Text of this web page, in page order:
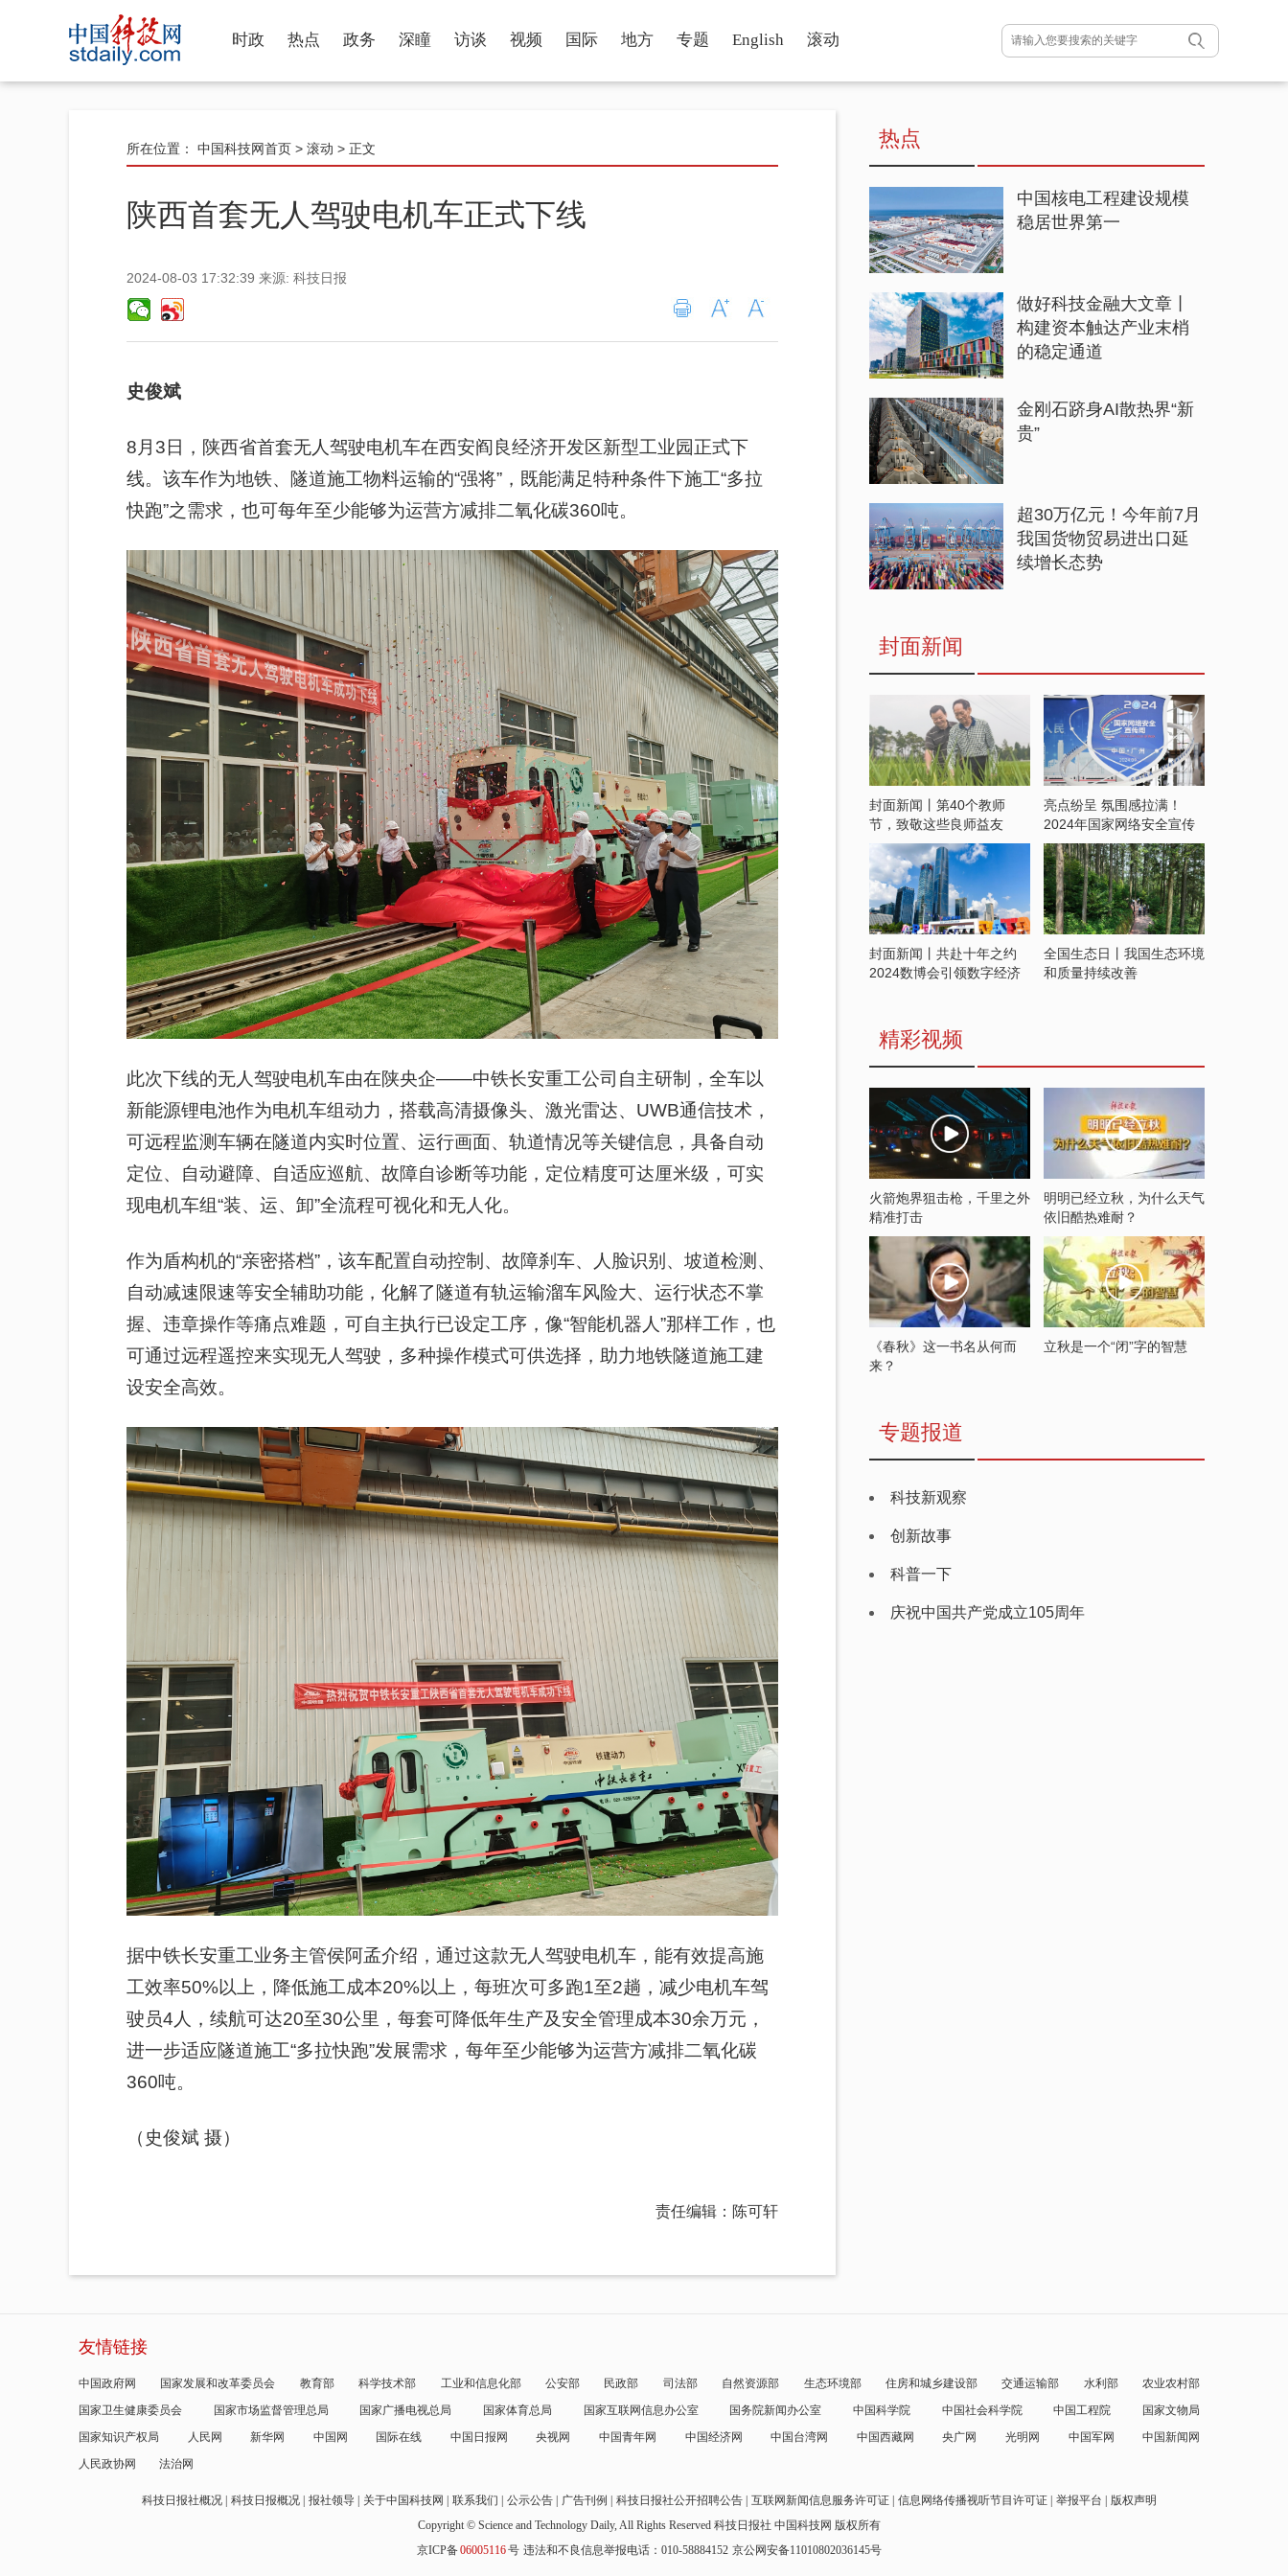
时政 热点 政务 深瞳 访谈 视频 国际 地方 专题 English 滚动
所在位置： 中国科技网首页 > 滚动 > 正文
陕西首套无人驾驶电机车正式下线
2024-08-03 17:32:39 来源: 科技日报
史俊斌
8月3日，陕西省首套无人驾驶电机车在西安阎良经济开发区新型工业园正式下
线。该车作为地铁、隧道施工物料运输的“强将”，既能满足特种条件下施工“多拉
快跑”之需求，也可每年至少能够为运营方减排二氧化碳360吨。
此次下线的无人驾驶电机车由在陕央企——中铁长安重工公司自主研制，全车以
新能源锂电池作为电机车组动力，搭载高清摄像头、激光雷达、UWB通信技术，
可远程监测车辆在隧道内实时位置、运行画面、轨道情况等关键信息，具备自动
定位、自动避障、自适应巡航、故障自诊断等功能，定位精度可达厘米级，可实
现电机车组“装、运、卸”全流程可视化和无人化。
作为盾构机的“亲密搭档”，该车配置自动控制、故障刹车、人脸识别、坡道检测、
自动减速限速等安全辅助功能，化解了隧道有轨运输溜车风险大、运行状态不掌
握、违章操作等痛点难题，可自主执行已设定工序，像“智能机器人”那样工作，也
可通过远程遥控来实现无人驾驶，多种操作模式可供选择，助力地铁隧道施工建
设安全高效。
据中铁长安重工业务主管侯阿孟介绍，通过这款无人驾驶电机车，能有效提高施
工效率50%以上，降低施工成本20%以上，每班次可多跑1至2趟，减少电机车驾
驶员4人，续航可达20至30公里，每套可降低年生产及安全管理成本30余万元，
进一步适应隧道施工“多拉快跑”发展需求，每年至少能够为运营方减排二氧化碳
360吨。
（ 史俊斌 摄）
责任编辑：陈可轩
热点
中国核电工程建设规模
稳居世界第一
做好科技金融大文章丨
构建资本触达产业末梢
的稳定通道
金刚石跻身AI散热界“新
贵”
超30万亿元！今年前7月
我国货物贸易进出口延
续增长态势
封面新闻
封面新闻丨第40个教师
节，致敬这些良师益友
亮点纷呈 氛围感拉满！
2024年国家网络安全宣传
周开启
封面新闻丨共赴十年之约
2024数博会引领数字经济
全国生态日丨我国生态环境
和质量持续改善
精彩视频
火箭炮界狙击枪，千里之外
精准打击
明明已经立秋，为什么天气
依旧酷热难耐？
《春秋》这一书名从何而
来？
立秋是一个“闭”字的智慧
专题报道
科技新观察
创新故事
科普一下
庆祝中国共产党成立105周年
友情链接
中国政府网 国家发展和改革委员会 教育部 科学技术部 工业和信息化部 公安部 民政部 司法部 自然资源部 生态环境部 住房和城乡建设部 交通运输部 水利部
农业农村部
国家卫生健康委员会
国家市场监督管理总局 国家广播电视总局 国家体育总局 国家互联网信息办公室 国务院新闻办公室 中国科学院 中国社会科学院 中国工程院
国家文物局
国家知识产权局
人民网 新华网 中国网 国际在线 中国日报网 央视网 中国青年网 中国经济网 中国台湾网 中国西藏网 央广网 光明网 中国军网
中国新闻网
人民政协网
法治网
科技日报社概况 科技日报概况 报社领导 关于中国科技网 联系我们 公示公告 广告刊例 科技日报社公开招聘公告 互联网新闻信息服务许可证 信息网络传播视听节目许可证 举报平台
版权声明
Copyright © Science and Technology Daily, All Rights Reserved 科技日报社 中国科技网 版权所有
京ICP备06005116号 违法和不良信息举报电话：010-58884152 京公网安备11010802036145号